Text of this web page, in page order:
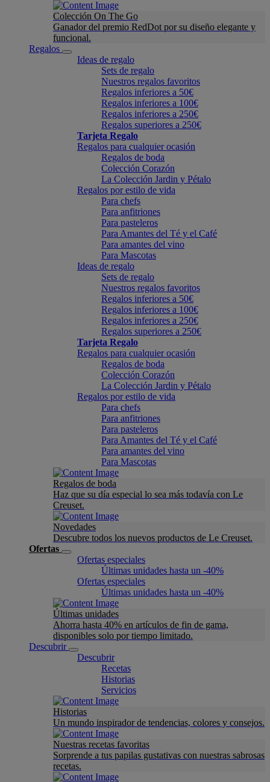
Colección On The Go
Ganador del premio RedDot por su diseño elegante y
funcional.
Regalos
Ideas de regalo
Sets de regalo
Nuestros regalos favoritos
Regalos inferiores a 50€
Regalos inferiores a 100€
Regalos inferiores a 250€
Regalos superiores a 250€
Tarjeta Regalo
Regalos para cualquier ocasión
Regalos de boda
Colección Corazón
La Colección Jardin y Pétalo
Regalos por estilo de vida
Para chefs
Para anfitriones
Para pasteleros
Para Amantes del Té y el Café
Para amantes del vino
Para Mascotas
Ideas de regalo
Sets de regalo
Nuestros regalos favoritos
Regalos inferiores a 50€
Regalos inferiores a 100€
Regalos inferiores a 250€
Regalos superiores a 250€
Tarjeta Regalo
Regalos para cualquier ocasión
Regalos de boda
Colección Corazón
La Colección Jardin y Pétalo
Regalos por estilo de vida
Para chefs
Para anfitriones
Para pasteleros
Para Amantes del Té y el Café
Para amantes del vino
Para Mascotas
Regalos de boda
Haz que su día especial lo sea más todavía con Le
Creuset.
Novedades
Descubre todos los nuevos productos de Le Creuset.
Ofertas
Ofertas especiales
Últimas unidades hasta un -40%
Ofertas especiales
Últimas unidades hasta un -40%
Últimas unidades
Ahorra hasta 40% en artículos de fin de gama,
disponibles solo por tiempo limitado.
Descubrir
Descubrir
Recetas
Historias
Servicios
Historias
Un mundo inspirador de tendencias, colores y consejos.
Nuestras recetas favoritas
Sorprende a tus papilas gustativas con nuestras sabrosas
recetas.